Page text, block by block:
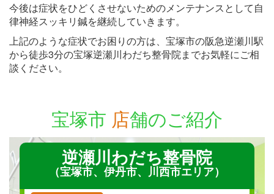
今後は症状をひどくさせないためのメンテナンスとして自
律神経スッキリ鍼を継続していきます。
上記のような症状でお困りの方は、宝塚市の阪急逆瀬川駅
から徒歩3分の宝塚逆瀬川わだち整骨院までお気軽にご相
談ください。
宝塚市 店舗のご紹介
逆瀬川わだち整骨院
（宝塚市、伊丹市、川西市エリア）